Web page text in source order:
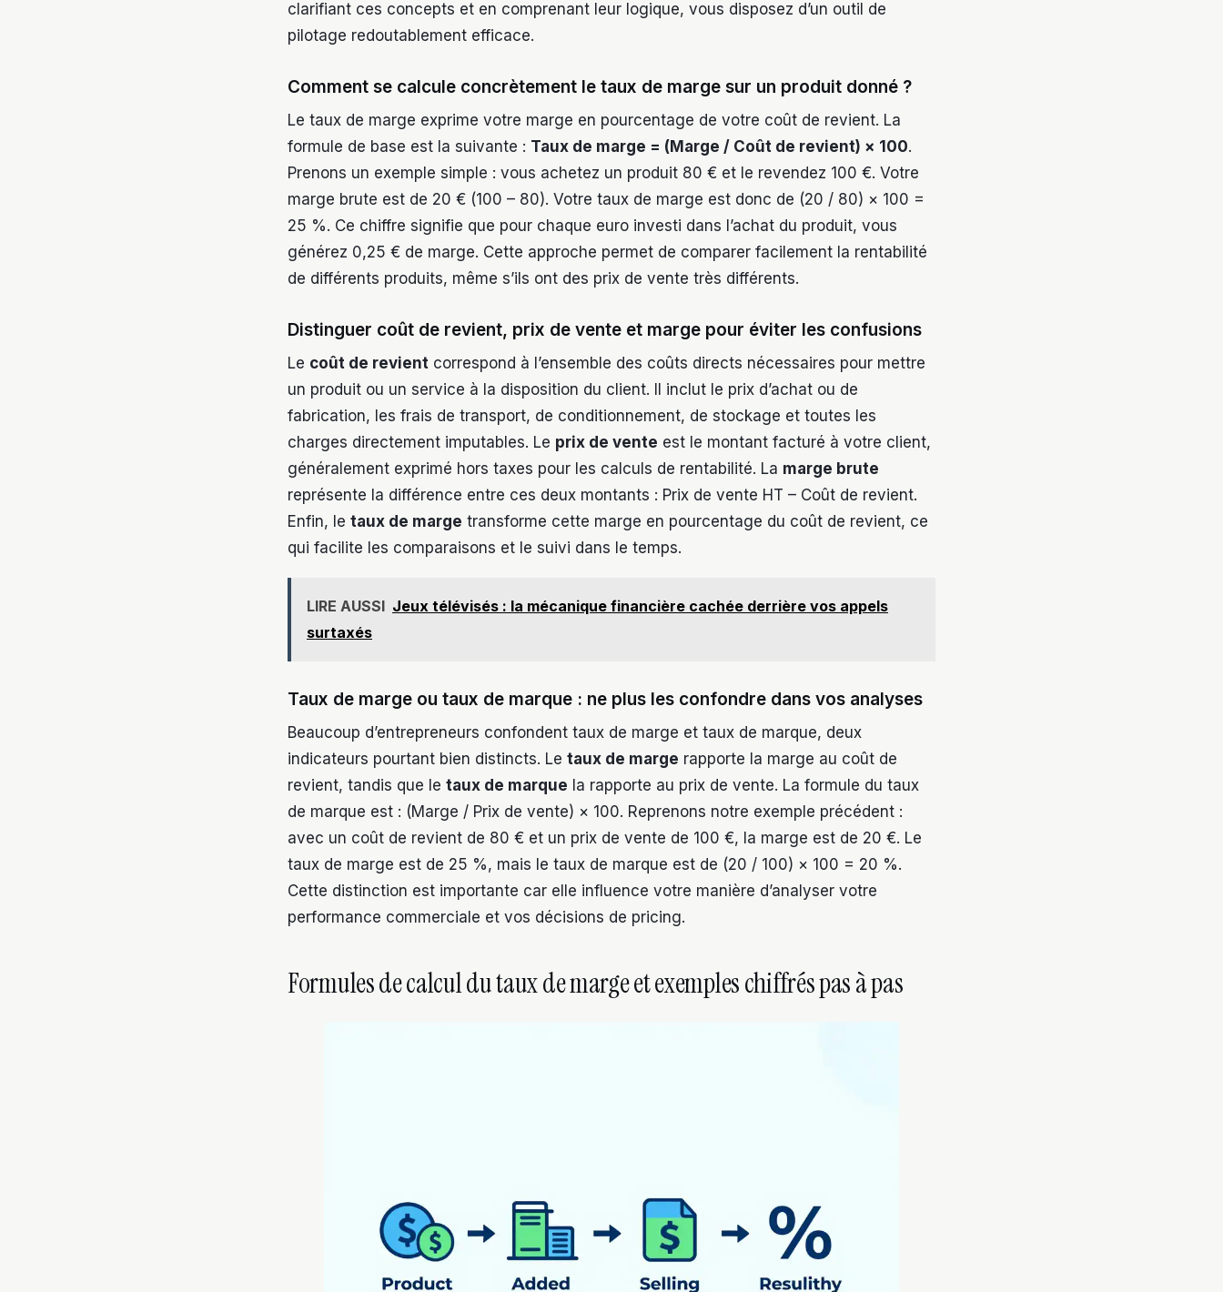
clarifiant ces concepts et en comprenant leur logique, vous disposez d’un outil de
pilotage redoutablement efficace.
Comment se calcule concrètement le taux de marge sur un produit donné ?
Le taux de marge exprime votre marge en pourcentage de votre coût de revient. La
formule de base est la suivante : Taux de marge = (Marge / Coût de revient) × 100.
Prenons un exemple simple : vous achetez un produit 80 € et le revendez 100 €. Votre
marge brute est de 20 € (100 – 80). Votre taux de marge est donc de (20 / 80) × 100 =
25 %. Ce chiffre signifie que pour chaque euro investi dans l’achat du produit, vous
générez 0,25 € de marge. Cette approche permet de comparer facilement la rentabilité
de différents produits, même s’ils ont des prix de vente très différents.
Distinguer coût de revient, prix de vente et marge pour éviter les confusions
Le coût de revient correspond à l’ensemble des coûts directs nécessaires pour mettre
un produit ou un service à la disposition du client. Il inclut le prix d’achat ou de
fabrication, les frais de transport, de conditionnement, de stockage et toutes les
charges directement imputables. Le prix de vente est le montant facturé à votre client,
généralement exprimé hors taxes pour les calculs de rentabilité. La marge brute
représente la différence entre ces deux montants : Prix de vente HT – Coût de revient.
Enfin, le taux de marge transforme cette marge en pourcentage du coût de revient, ce
qui facilite les comparaisons et le suivi dans le temps.
LIRE AUSSI Jeux télévisés : la mécanique financière cachée derrière vos appels
surtaxés
Taux de marge ou taux de marque : ne plus les confondre dans vos analyses
Beaucoup d’entrepreneurs confondent taux de marge et taux de marque, deux
indicateurs pourtant bien distincts. Le taux de marge rapporte la marge au coût de
revient, tandis que le taux de marque la rapporte au prix de vente. La formule du taux
de marque est : (Marge / Prix de vente) × 100. Reprenons notre exemple précédent :
avec un coût de revient de 80 € et un prix de vente de 100 €, la marge est de 20 €. Le
taux de marge est de 25 %, mais le taux de marque est de (20 / 100) × 100 = 20 %.
Cette distinction est importante car elle influence votre manière d’analyser votre
performance commerciale et vos décisions de pricing.
Formules de calcul du taux de marge et exemples chiffrés pas à pas